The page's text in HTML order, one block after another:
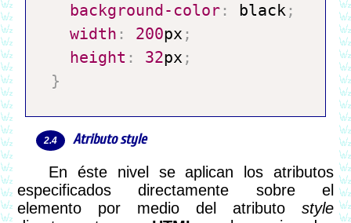
background-color : black ;
width : 200px ;
height : 32px ;
}
Atributostyle
En éste nivel se aplican los atributos
especificados directamente sobre el
elemento por medio del atributo style